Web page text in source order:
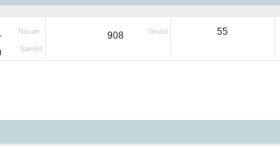
Nuvær.
Samlet
908 Grund 55